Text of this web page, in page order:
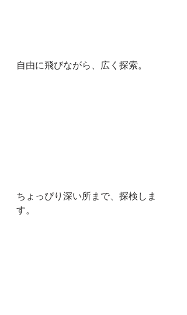
自由に飛びながら、広く探索。
ちょっぴり深い所まで、探検しま
す。